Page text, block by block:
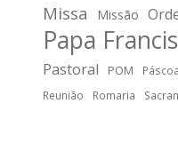
Missa Missão
Papa
Pastoral
POM Páscoa
Reunião Romaria